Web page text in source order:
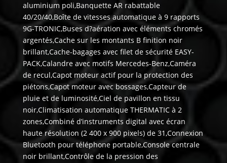
aluminium poli,Banquette AR rabattable
40/20/40,Boîte de vitesses automatique à 9 rapports
9G-TRONIC,Buses d?aération avec éléments chromés
argentés,Cache sur les montants B finition noir
brillant,Cache-bagages avec filet de sécurité EASY-
PACK,Calandre avec motifs Mercedes-Benz,Caméra
de recul,Capot moteur actif pour la protection des
piétons,Capot moteur avec bossages,Capteur de
pluie et de luminosité,Ciel de pavillon en tissu
noir,Climatisation automatique THERMATIC à 2
zones,Combiné d’instruments digital avec écran
haute résolution (2 400 x 900 pixels) de 31,Connexion
Bluetooth pour téléphone portable,Console centrale
noir brillant,Contrôle de la pression des